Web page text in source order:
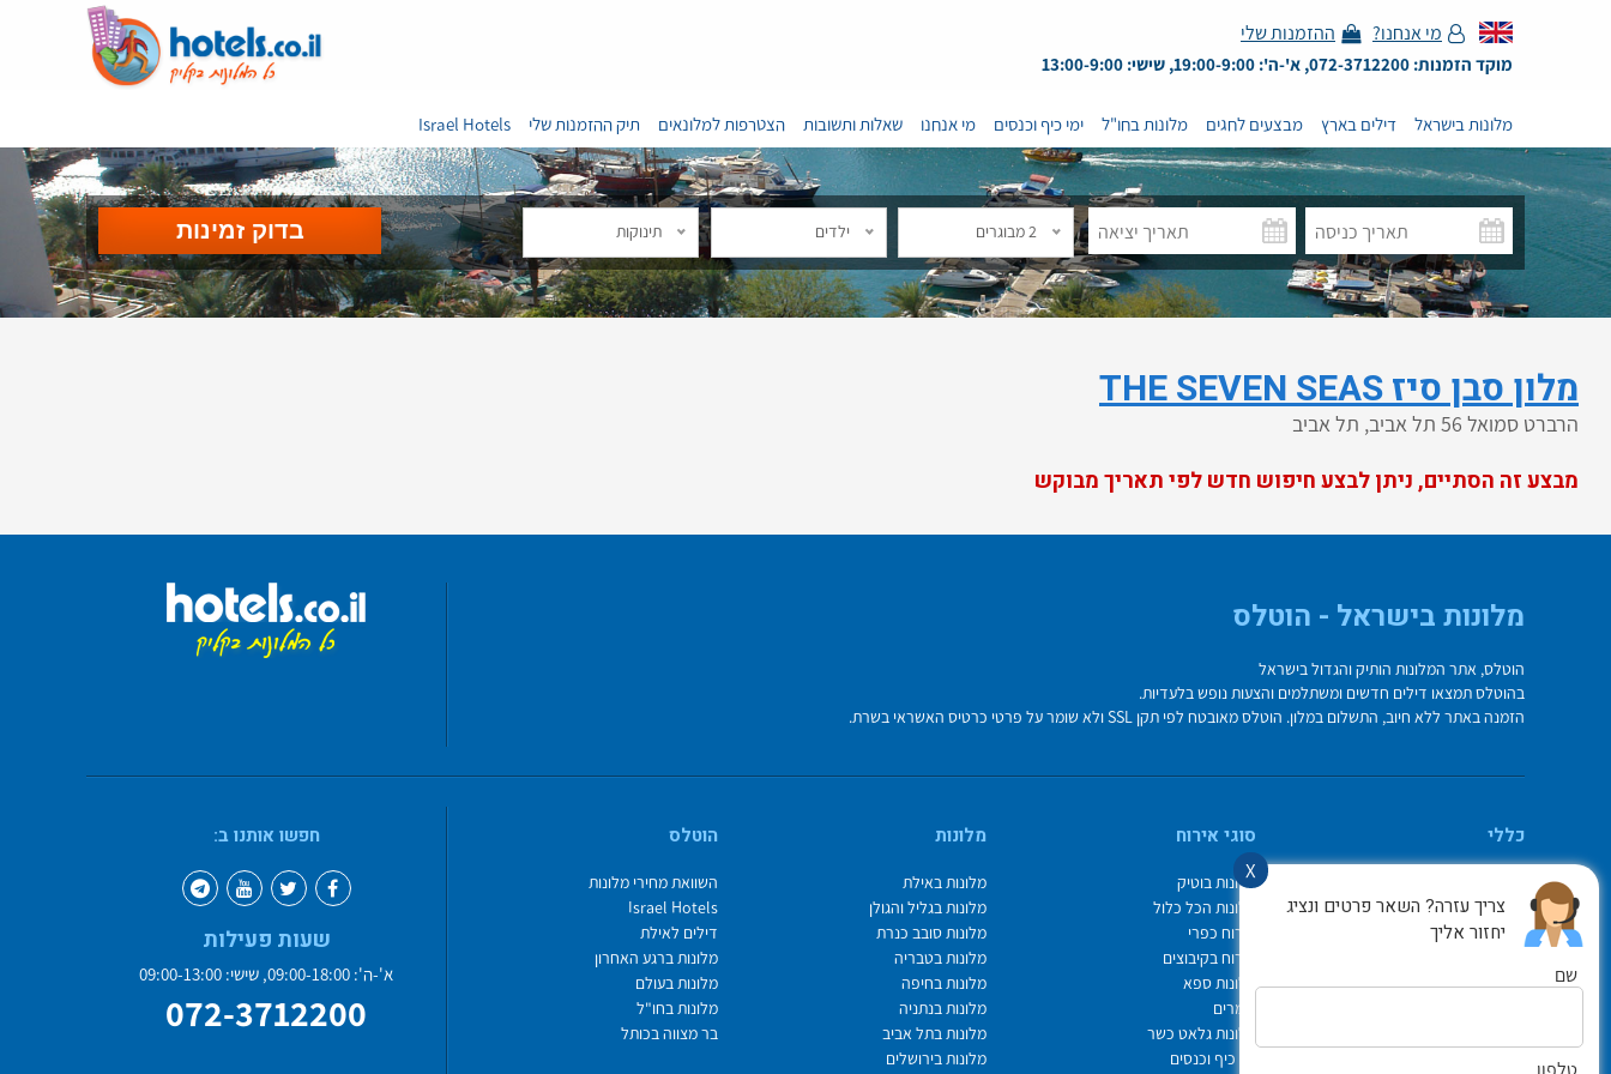
מי אנחנו? ההזמנות שלי
מוקד הזמנות: 072-3712200, א'-ה': 19:00-9:00, שישי: 13:00-9:00
מלונות בישראל דילים בארץ מבצעים לחגים מלונות בחו"ל ימי כיף וכנסים מי אנחנו שאלות ותשובות הצטרפות למלונאים תיק ההזמנות שלי Israel Hotels
2 מבוגרים ילדים תינוקות
מלון סבן סיז THE SEVEN SEAS
הרברט סמואל 56 תל אביב, תל אביב
מבצע זה הסתיים, ניתן לבצע חיפוש חדש לפי תאריך מבוקש
X
צריך עזרה? השאר פרטים ונציג
יחזור אליך
שם
טלפון
מלונות בישראל - הוטלס
הוטלס, אתר המלונות הותיק והגדול בישראל
בהוטלס תמצאו דילים חדשים ומשתלמים והצעות נופש בלעדיות.
הזמנה באתר ללא חיוב, התשלום במלון. הוטלס מאובטח לפי תקן SSL ולא שומר על פרטי כרטיס האשראי בשרת.
כללי
איך משתמשים באתר
צור קשר
Israel Hotels
סוגי אירוח
מלונות בוטיק
מלונות הכל כלול
אירוח כפרי
אירוח בקיבוצים
מלונות ספא
צימרים
מלונות גלאט כשר
ימי כיף וכנסים
מלונות
מלונות באילת
מלונות בגליל והגולן
מלונות סובב כנרת
מלונות בטבריה
מלונות בחיפה
מלונות בנתניה
מלונות בתל אביב
מלונות בירושלים
הוטלס
השוואת מחירי מלונות
Israel Hotels
דילים לאילת
מלונות ברגע האחרון
מלונות בעולם
מלונות בחו"ל
בר מצווה בכותל
חפשו אותנו ב:
שעות פעילות
א'-ה': 09:00-18:00, שישי: 09:00-13:00
072-3712200